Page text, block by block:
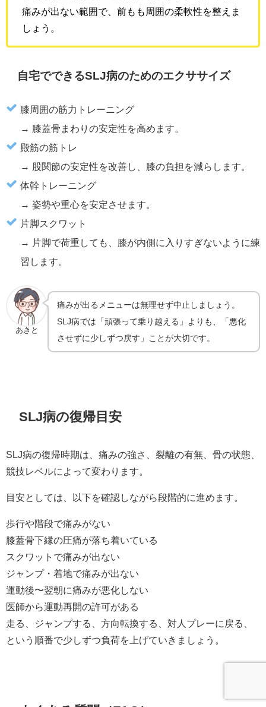
痛みが出ない範囲で、前もも周囲の柔軟性を整えま
しょう。
自宅でできるSLJ病のためのエクササイズ
膝周囲の筋力トレーニング
→ 膝蓋骨まわりの安定性を高めます。
殿筋の筋トレ
→ 股関節の安定性を改善し、膝の負担を減らします。
体幹トレーニング
→ 姿勢や重心を安定させます。
片脚スクワット
→ 片脚で荷重しても、膝が内側に入りすぎないように練
習します。
あきと
痛みが出るメニューは無理せず中止しましょう。
SLJ病では「頑張って乗り越える」よりも、「悪化
させずに少しずつ戻す」ことが大切です。
SLJ病の復帰目安
SLJ病の復帰時期は、痛みの強さ、裂離の有無、骨の状態、
競技レベルによって変わります。
目安としては、以下を確認しながら段階的に進めます。
歩行や階段で痛みがない
膝蓋骨下縁の圧痛が落ち着いている
スクワットで痛みが出ない
ジャンプ・着地で痛みが出ない
運動後〜翌朝に痛みが悪化しない
医師から運動再開の許可がある
走る、ジャンプする、方向転換する、対人プレーに戻る、
という順番で少しずつ負荷を上げていきましょう。